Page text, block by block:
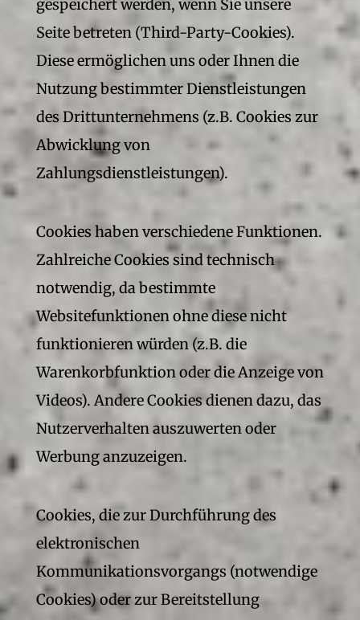
gespeichert werden, wenn Sie unsere
Seite betreten (Third-Party-Cookies).
Diese ermöglichen uns oder Ihnen die
Nutzung bestimmter Dienstleistungen
des Drittunternehmens (z.B. Cookies zur
Abwicklung von
Zahlungsdienstleistungen).
Cookies haben verschiedene Funktionen.
Zahlreiche Cookies sind technisch
notwendig, da bestimmte
Websitefunktionen ohne diese nicht
funktionieren würden (z.B. die
Warenkorbfunktion oder die Anzeige von
Videos). Andere Cookies dienen dazu, das
Nutzerverhalten auszuwerten oder
Werbung anzuzeigen.
Cookies, die zur Durchführung des
elektronischen
Kommunikationsvorgangs (notwendige
Cookies) oder zur Bereitstellung